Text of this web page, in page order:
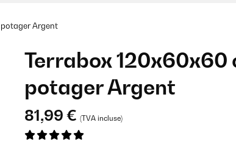
Argent
Terrabox 120x60x60
potager Argent
81,99 € (TVA incluse)